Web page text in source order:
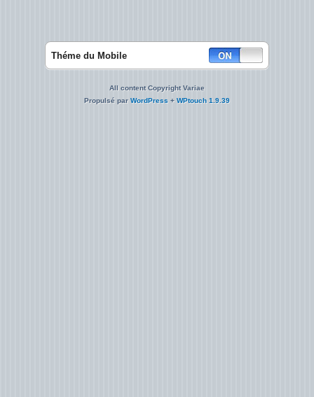
Théme du Mobile
All content Copyright Variae
Propulsé parWordPress + WPtouch 1.9.39